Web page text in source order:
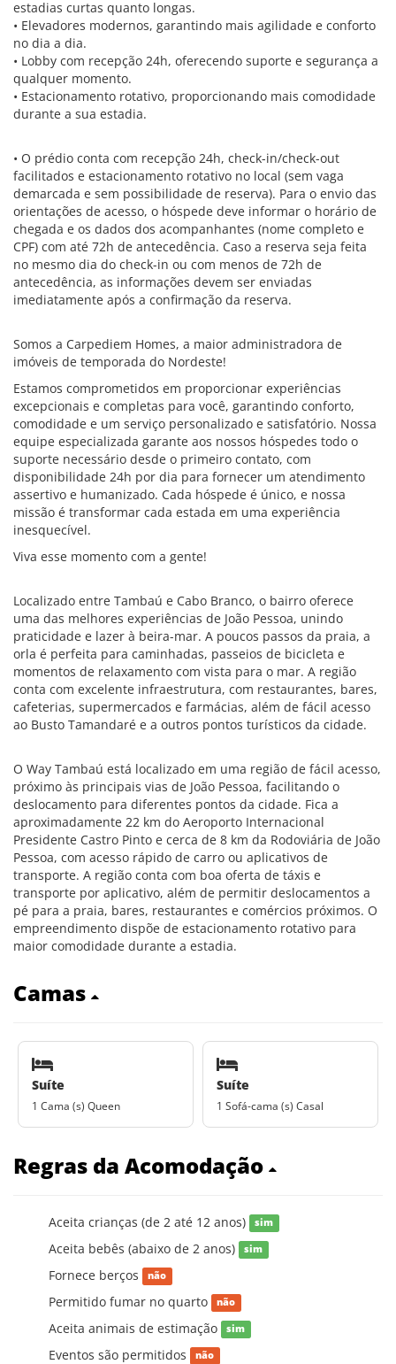
estadias curtas quanto longas.
• Elevadores modernos, garantindo mais agilidade e conforto
no dia a dia.
• Lobby com recepção 24h, oferecendo suporte e segurança a
qualquer momento.
• Estacionamento rotativo, proporcionando mais comodidade
durante a sua estadia.
• O prédio conta com recepção 24h, check-in/check-out
facilitados e estacionamento rotativo no local (sem vaga
demarcada e sem possibilidade de reserva). Para o envio das
orientações de acesso, o hóspede deve informar o horário de
chegada e os dados dos acompanhantes (nome completo e
CPF) com até 72h de antecedência. Caso a reserva seja feita
no mesmo dia do check-in ou com menos de 72h de
antecedência, as informações devem ser enviadas
imediatamente após a confirmação da reserva.
Somos a Carpediem Homes, a maior administradora de
imóveis de temporada do Nordeste!
Estamos comprometidos em proporcionar experiências
excepcionais e completas para você, garantindo conforto,
comodidade e um serviço personalizado e satisfatório. Nossa
equipe especializada garante aos nossos hóspedes todo o
suporte necessário desde o primeiro contato, com
disponibilidade 24h por dia para fornecer um atendimento
assertivo e humanizado. Cada hóspede é único, e nossa
missão é transformar cada estada em uma experiência
inesquecível.
Viva esse momento com a gente!
Localizado entre Tambaú e Cabo Branco, o bairro oferece
uma das melhores experiências de João Pessoa, unindo
praticidade e lazer à beira-mar. A poucos passos da praia, a
orla é perfeita para caminhadas, passeios de bicicleta e
momentos de relaxamento com vista para o mar. A região
conta com excelente infraestrutura, com restaurantes, bares,
cafeterias, supermercados e farmácias, além de fácil acesso
ao Busto Tamandaré e a outros pontos turísticos da cidade.
O Way Tambaú está localizado em uma região de fácil acesso,
próximo às principais vias de João Pessoa, facilitando o
deslocamento para diferentes pontos da cidade. Fica a
aproximadamente 22 km do Aeroporto Internacional
Presidente Castro Pinto e cerca de 8 km da Rodoviária de João
Pessoa, com acesso rápido de carro ou aplicativos de
transporte. A região conta com boa oferta de táxis e
transporte por aplicativo, além de permitir deslocamentos a
pé para a praia, bares, restaurantes e comércios próximos. O
empreendimento dispõe de estacionamento rotativo para
maior comodidade durante a estadia.
Camas
Suíte
1 Cama (s) Queen
Suíte
1 Sofá-cama (s) Casal
Regras da Acomodação
Aceita crianças (de 2 até 12 anos) sim
Aceita bebês (abaixo de 2 anos) sim
Fornece berços não
Permitido fumar no quarto não
Aceita animais de estimação sim
Eventos são permitidos não